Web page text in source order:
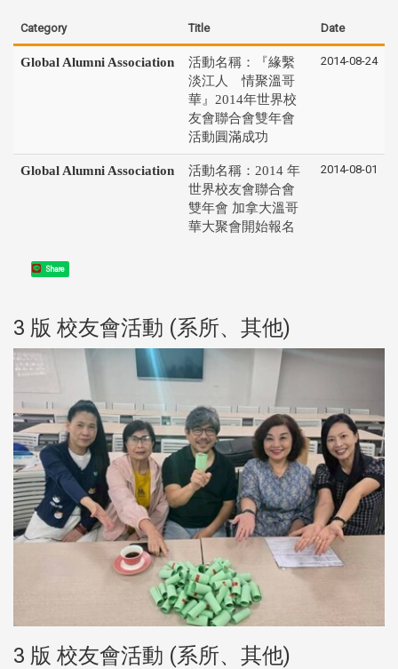
Category Title Date
Global Alumni Association
活動名稱：『緣繫
淡江人 情聚溫哥
華』2014年世界校
友會聯合會雙年會
活動圓滿成功
2014-08-24
Global Alumni Association
活動名稱：2014 年
世界校友會聯合會
雙年會 加拿大溫哥
華大聚會開始報名
2014-08-01
Share
3 版 校友會活動 (系所、其他)
3 版 校友會活動 (系所、其他)